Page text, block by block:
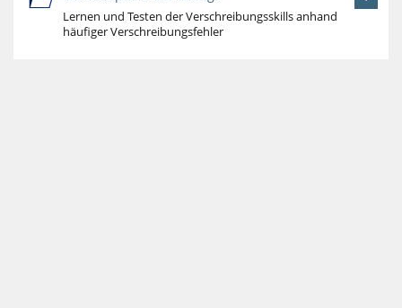
Lernen und Testen der Verschreibungsskills anhand
häufiger Verschreibungsfehler